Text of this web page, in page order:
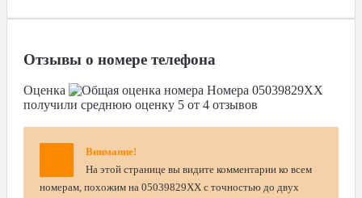
Отзывы о номере телефона
Оценка Номера 05039829XX
получили среднюю оценку 5 от 4 отзывов
Внимание!
На этой странице вы видите комментарии ко всем
номерам, похожим на 05039829XX с точностью до двух